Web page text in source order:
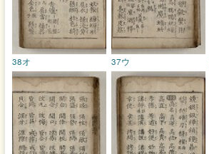
37ウ
38オ